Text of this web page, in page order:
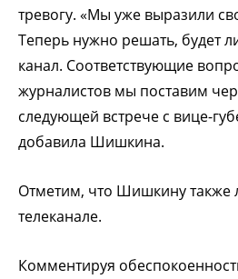
тревогу. «Мы уже выразили
Теперь нужно решать, будет
канал. Соответствующие
журналистов мы поставим
следующей встрече с вице-
добавила Шишкина.
Отметим, что Шишкину также
телеканале.
Комментируя